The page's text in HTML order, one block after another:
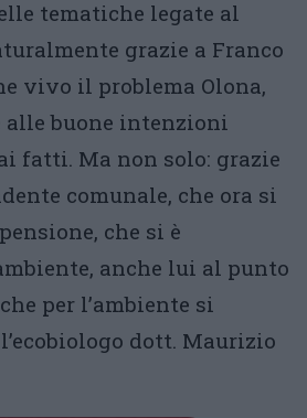
tematiche legate al
grazie a Franco
vivo il problema Olona,
alle buone intenzioni
fatti. Ma non solo: grazie
comunale, che ora si
che si è
anche lui al punto
per l’ambiente si
dott. Maurizio